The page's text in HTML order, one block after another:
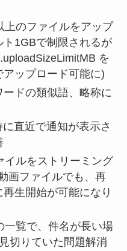
上のファイルをアップ
1GBで制限されるが
を
ップロード可能に)
ドの類似語、略称に
直近で通知が表示さ
イルをストリーミング
画ファイルでも、再
生開始が可能になり
一覧で、件名が長い場
切りていた問題解消